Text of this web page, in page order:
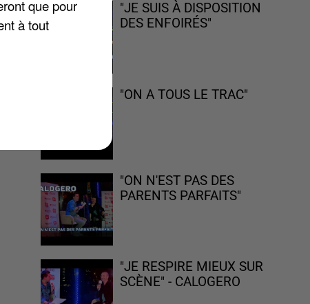
"JE SUIS À DISPOSITION
DES ENFOIRÉS"
"ON A TOUS LE TRAC"
"ON N'EST PAS DES
PARENTS PARFAITS"
"JE RESPIRE MIEUX SUR
SCÈNE" - CALOGERO
que pour
à tout